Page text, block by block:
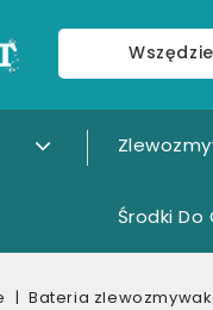
Wszędzie
Środki
Bateria